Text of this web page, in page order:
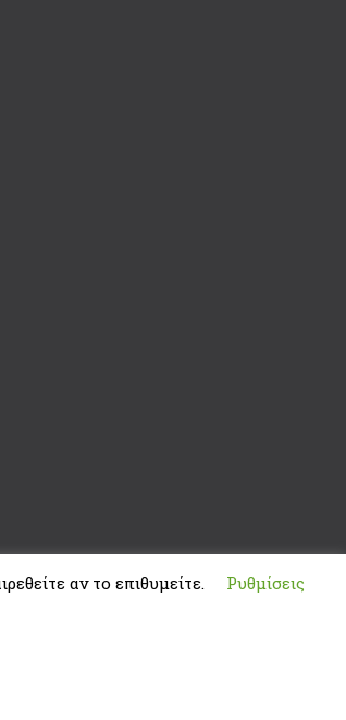
αν το επιθυμείτε.
Ρυθμίσεις